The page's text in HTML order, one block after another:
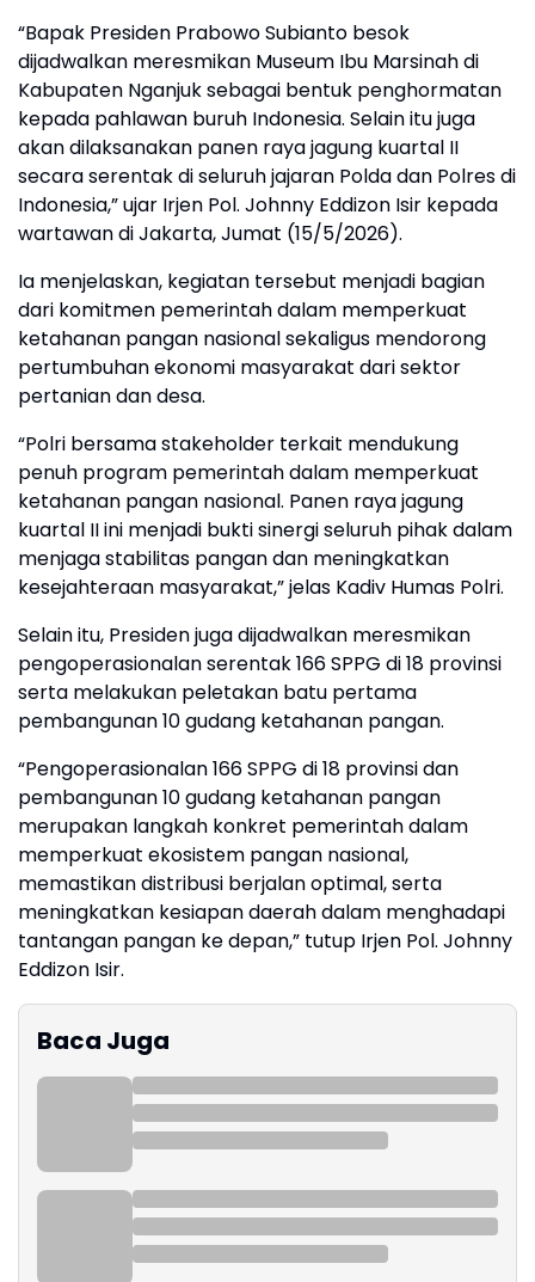
“Bapak Presiden Prabowo Subianto besok
dijadwalkan meresmikan Museum Ibu Marsinah di
Kabupaten Nganjuk sebagai bentuk penghormatan
kepada pahlawan buruh Indonesia. Selain itu juga
akan dilaksanakan panen raya jagung kuartal II
secara serentak di seluruh jajaran Polda dan Polres di
Indonesia,” ujar Irjen Pol. Johnny Eddizon Isir kepada
wartawan di Jakarta, Jumat (15/5/2026).
Ia menjelaskan, kegiatan tersebut menjadi bagian
dari komitmen pemerintah dalam memperkuat
ketahanan pangan nasional sekaligus mendorong
pertumbuhan ekonomi masyarakat dari sektor
pertanian dan desa.
“Polri bersama stakeholder terkait mendukung
penuh program pemerintah dalam memperkuat
ketahanan pangan nasional. Panen raya jagung
kuartal II ini menjadi bukti sinergi seluruh pihak dalam
menjaga stabilitas pangan dan meningkatkan
kesejahteraan masyarakat,” jelas Kadiv Humas Polri.
Selain itu, Presiden juga dijadwalkan meresmikan
pengoperasionalan serentak 166 SPPG di 18 provinsi
serta melakukan peletakan batu pertama
pembangunan 10 gudang ketahanan pangan.
“Pengoperasionalan 166 SPPG di 18 provinsi dan
pembangunan 10 gudang ketahanan pangan
merupakan langkah konkret pemerintah dalam
memperkuat ekosistem pangan nasional,
memastikan distribusi berjalan optimal, serta
meningkatkan kesiapan daerah dalam menghadapi
tantangan pangan ke depan,” tutup Irjen Pol. Johnny
Eddizon Isir.
Baca Juga